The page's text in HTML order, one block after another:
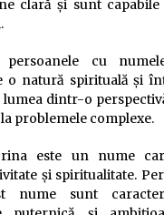
clară și sunt
persoanele cu
o natură spirituală și
lumea dintr-o
problemele complexe.
este un nume
și spiritualitate.
nume sunt